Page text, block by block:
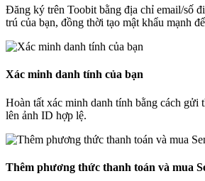
Đăng ký trên Toobit bằng địa chỉ email/số
trú của bạn, đồng thời tạo mật khẩu mạnh
Xác minh danh tính của bạn
Hoàn tất xác minh danh tính bằng cách gửi
lên ảnh ID hợp lệ.
Thêm phương thức thanh toán và mua